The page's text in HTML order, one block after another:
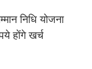
निधि योजना
होंगे खर्च